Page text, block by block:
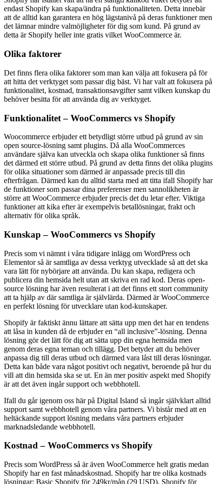
endast Shopify kan skapa/ändra på funktionaliteten. Detta innebär
att de alltid kan garantera en hög lägstanivå på deras funktioner men
det lämnar mindre valmöjligheter för dig som kund. På grund av
detta är Shopify heller inte gratis vilket WooCommerce är.
Olika faktorer
Det finns flera olika faktorer som man kan välja att fokusera på för
att hitta det verktyget som passar dig bäst. Vi har valt att fokusera på
funktionalitet, kostnad, transaktionsavgifter samt vilken kunskap du
behöver besitta för att använda dig av verktyget.
Funktionalitet – WooCommercs vs Shopify
Woocommerce erbjuder ett betydligt större utbud på grund av sin
open source-lösning samt plugins. Då alla WooCommerces
användare själva kan utveckla och skapa olika funktioner så finns
det därmed ett större utbud. På grund av detta finns det olika plugins
för olika situationer som därmed är anpassade precis till din
efterfrågan. Därmed kan du alltid starta med att titta ifall Shopify har
de funktioner som passar dina preferenser men sannolikheten är
större att WooCommerce erbjuder precis det du letar efter. Viktiga
funktioner att kika efter är exempelvis betallösningar, frakt och
alternativ för olika språk.
Kunskap – WooCommercs vs Shopify
Precis som vi nämnt i våra tidigare inlägg om WordPress och
Elementor så är samtliga av dessa verktyg utvecklade så att det ska
vara lätt för nybörjare att använda. Du kan skapa, redigera och
publicera din hemsida helt utan att skriva en rad kod. Deras open-
source lösning har även resulterat i att det finns ett stort community
att ta hjälp av där samtliga är självlärda. Därmed är WooCommerce
en perfekt lösning för utvecklare utan kod-kunskaper.
Shopify är faktiskt ännu lättare att sätta upp men det har en tendens
att låsa in kunden då de erbjuder en “all inclusive”-lösning. Denna
lösning gör det lätt för dig att sätta upp din egna hemsida men
genom deras egna teman och tillägg. Det betyder att du behöver
anpassa dig till deras utbud och därmed vara låst till deras lösningar.
Detta kan både vara något positivt och negativt, beroende på hur du
vill att din hemsida ska se ut. En än mer positiv aspekt med Shopify
är att det även ingår support och webbhotell.
Ifall du går igenom oss här på Digital Island så ingår självklart alltid
support samt webbhotell genom våra partners. Vi bistår med att en
heltäckande support lösning medans våra partners erbjuder
marknadsledande webbhotell.
Kostnad – WooCommercs vs Shopify
Precis som WordPress så är även WooCommerce helt gratis medan
Shopify har en fast månadskostnad. Shopify har tre olika kostnads
lösningar: Basic Shopify för 249kr/mån (29 USD), Shopify för